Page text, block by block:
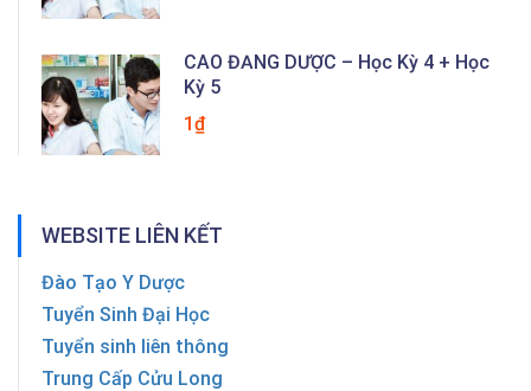
CAO ĐẲNG DƯỢC – Học Kỳ 4 + Học
Kỳ 5
1₫
WEBSITE LIÊN KẾT
Đào Tạo Y Dược
Tuyển Sinh Đại Học
Tuyển sinh liên thông
Trung Cấp Cửu Long